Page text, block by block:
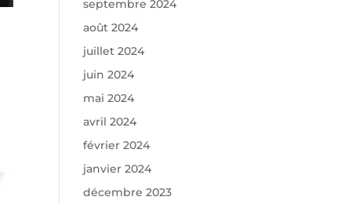
septembre 2024
août 2024
juillet 2024
juin 2024
mai 2024
avril 2024
février 2024
janvier 2024
décembre 2023